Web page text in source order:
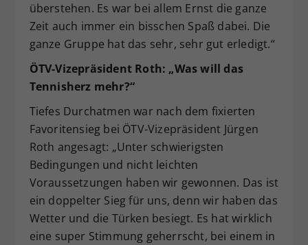
überstehen. Es war bei allem Ernst die ganze
Zeit auch immer ein bisschen Spaß dabei. Die
ganze Gruppe hat das sehr, sehr gut erledigt.“
ÖTV-Vizepräsident Roth: „Was will das
Tennisherz mehr?“
Tiefes Durchatmen war nach dem fixierten
Favoritensieg bei ÖTV-Vizepräsident Jürgen
Roth angesagt: „Unter schwierigsten
Bedingungen und nicht leichten
Voraussetzungen haben wir gewonnen. Das ist
ein doppelter Sieg für uns, denn wir haben das
Wetter und die Türken besiegt. Es hat wirklich
eine super Stimmung geherrscht, bei einem in